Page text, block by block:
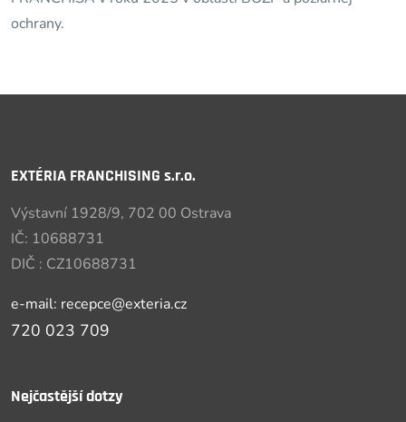
ochrany.
EXTÉRIA FRANCHISING s.r.o.
Výstavní 1928/9, 702 00 Ostrava
IČ: 10688731
DIČ : CZ10688731
e-mail: recepce@exteria.cz
720 023 709
Nejčastější dotzy